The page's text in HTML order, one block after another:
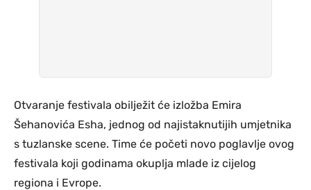
Otvaranje festivala obilježit će izložba Emira
Šehanovića Esha, jednog od najistaknutijih umjetnika
s tuzlanske scene. Time će početi novo poglavlje ovog
festivala koji godinama okuplja mlade iz cijelog
regiona i Evrope.